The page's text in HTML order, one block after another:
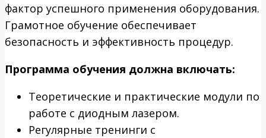
фактор успешного применения оборудования.
Грамотное обучение обеспечивает
безопасность и эффективность процедур.
Программа обучения должна включать:
Теоретические и практические модули по
работе с диодным лазером.
Регулярные тренинги с